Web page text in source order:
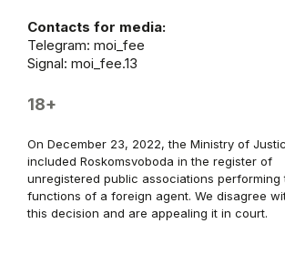
Contacts for media:
Telegram: moi_fee
Signal: moi_fee.13
18+
On December 23, 2022, the Ministry of
included Roskomsvoboda in the register of
unregistered public associations performing
functions of a foreign agent. We disagree
this decision and are appealing it in court.